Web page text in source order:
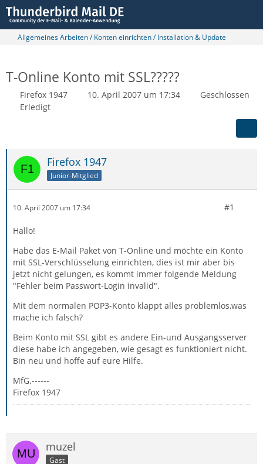
Allgemeines Arbeiten / Konten einrichten / Installation & Update
T-Online Konto mit SSL?????
Firefox 1947 10. April 2007 um 17:34
Geschlossen
Erledigt
Firefox 1947
Junior-Mitglied
10. April 2007 um 17:34 #1
Hallo!
Habe das E-Mail Paket von T-Online und möchte ein Konto
mit SSL-Verschlüsselung einrichten, dies ist mir aber bis
jetzt nicht gelungen, es kommt immer folgende Meldung
"Fehler beim Passwort-Login invalid".
Mit dem normalen POP3-Konto klappt alles problemlos,was
mache ich falsch?
Beim Konto mit SSL gibt es andere Ein-und Ausgangsserver
diese habe ich angegeben, wie gesagt es funktioniert nicht.
Bin neu und hoffe auf eure Hilfe.
MfG.------
Firefox 1947
muzel
Gast